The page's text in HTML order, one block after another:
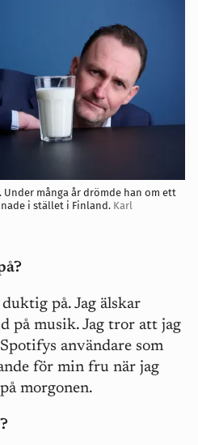
Under många år drömde han om ett
i stället i Finland. Karl
på. Jag älskar
på musik. Jag tror att jag
användare som
för min fru när jag
morgonen.